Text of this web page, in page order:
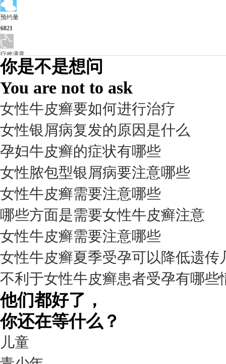
预约量
6821
疗效满意
98%
我要咨询我要预约
擅长： 杨成平 互联网门诊主任【医生简介】 毕业于长江...[详情]
预约量
6821
疗效满意
98%
你是不是想问
You are not to ask
女性牛皮癣要如何进行治疗
女性银屑病复发的原因是什么
孕妇牛皮癣的症状有哪些
女性脓包型银屑病要注意哪些
女性牛皮癣需要注意哪些
哪些方面是需要女性牛皮癣注意
女性牛皮癣需要注意哪些
女性牛皮癣夏季受孕可以降低遗传
不利于女性牛皮癣患者受孕有哪些
他们都好了，
你还在等什么？
儿童